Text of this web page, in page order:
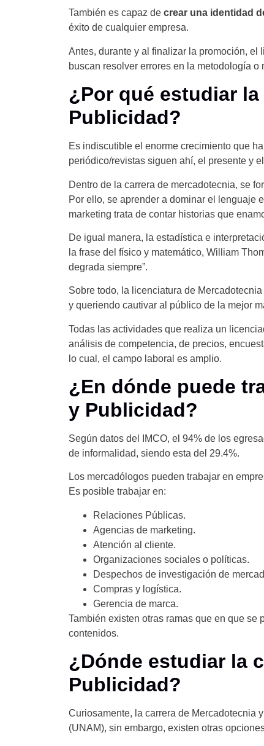
También es capaz de crear una identidad
éxito de cualquier empresa.
Antes, durante y al finalizar la promoción,
buscan resolver errores en la metodología
¿Por qué estudiar
Publicidad?
Es indiscutible el enorme crecimiento que
periódico/revistas siguen ahí, el presente y
Dentro de la carrera de mercadotecnia, se
Por ello, se aprender a dominar el lenguaje
marketing trata de contar historias que
De igual manera, la estadística e
la frase del físico y matemático, William
degrada siempre”.
Sobre todo, la licenciatura de
y queriendo cautivar al público de la mejor
Todas las actividades que realiza un
análisis de competencia, de precios,
lo cual, el campo laboral es amplio.
¿En dónde puede
y Publicidad?
Según datos del IMCO, el 94% de los
de informalidad, siendo esta del 29.4%.
Los mercadólogos pueden trabajar en
Es posible trabajar en:
Relaciones Públicas.
Agencias de marketing.
Atención al cliente.
Organizaciones sociales o políticas.
Despechos de investigación de
Compras y logística.
Gerencia de marca.
También existen otras ramas que en que se
contenidos.
¿Dónde estudiar la
Publicidad?
Curiosamente, la carrera de Mercadotecnia
(UNAM), sin embargo, existen otras